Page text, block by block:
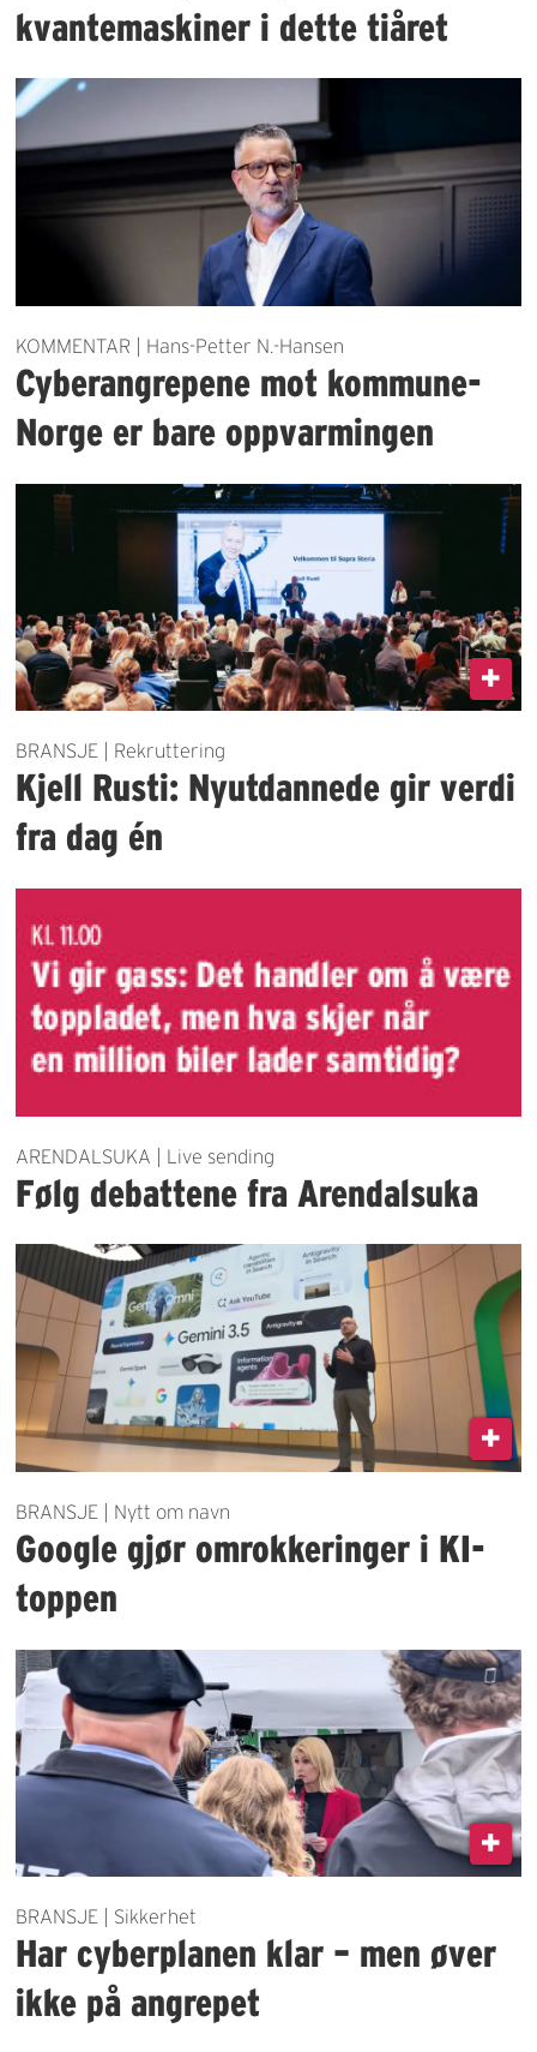
kvantemaskiner i dette tiåret
KOMMENTAR | Hans-Petter N.-Hansen
Cyberangrepene mot kommune-
Norge er bare oppvarmingen
BRANSJE | Rekruttering
Kjell Rusti: Nyutdannede gir verdi
fra dag én
ARENDALSUKA | Live sending
Følg debattene fra Arendalsuka
BRANSJE | Nytt om navn
Google gjør omrokkeringer i KI-
toppen
BRANSJE | Sikkerhet
Har cyberplanen klar – men øver
ikke på angrepet